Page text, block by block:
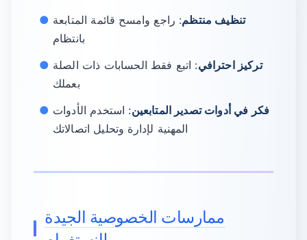
تنظيف منتظم: راجع وامسح قائمة المتابعة
بانتظام
تركيز احترافي: اتبع فقط الحسابات ذات الصلة
بعملك
فكر في أدوات تصدير المتابعين: استخدم الأدوات
المهنية لإدارة وتحليل اتصالاتك
ممارسات الخصوصية الجيدة